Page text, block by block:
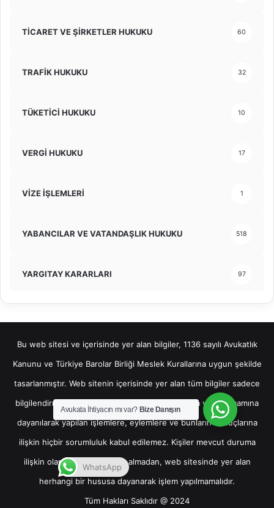
TİCARET VE ŞİRKETLER HUKUKU 60
TRAFİK HUKUKU 32
TÜKETİCİ HUKUKU 10
VERGİ HUKUKU 17
VİZE İŞLEMLERİ 1
YABANCILAR VE VATANDAŞLIK HUKUKU 518
YARGITAY KARARLARI 97
Bu web sitesi ve içerisinde yer alan bilgiler, 1136 sayılı Avukatlık
Kanunu ve Türkiye Barolar Birliği Meslek Kurallarına uygun şekilde
tasarlanmıştır. Web sitenin içerisinde yer alan tüm bilgiler sadece
bilgilendirme amaçlı olup, bu bilgilerin bir kısmına veya tamamına
dayanılarak yapılan işlemlere, eylemlere ve bunların sonuçlarına
ilişkin hiçbir sorumluluk kabul edilemez. Kişiler mevcut duruma
ilişkin olarak hukuki destek almadan, web sitesinde yer alan
herhangi bir hususa dayanarak işlem yapılmamalıdır.
Tüm Hakları Saklıdır @ 2024
Avukata İhtiyacın mı var? Bize Danışın
WhatsApp